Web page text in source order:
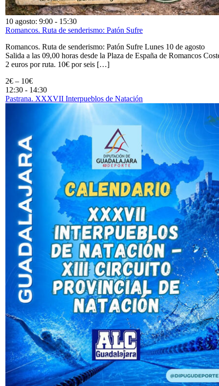
10 agosto: 9:00 - 15:30
Romancos. Ruta de senderismo: Patón Sufre
Romancos. Ruta de senderismo: Patón Sufre Lunes 10 de agosto
Salida a las 09,00 horas desde la Plaza de España de Romancos
2 euros por ruta. 10€ por seis […]
2€ – 10€
12:30 - 14:30
Pastrana. XXXVII Interpueblos de Natación